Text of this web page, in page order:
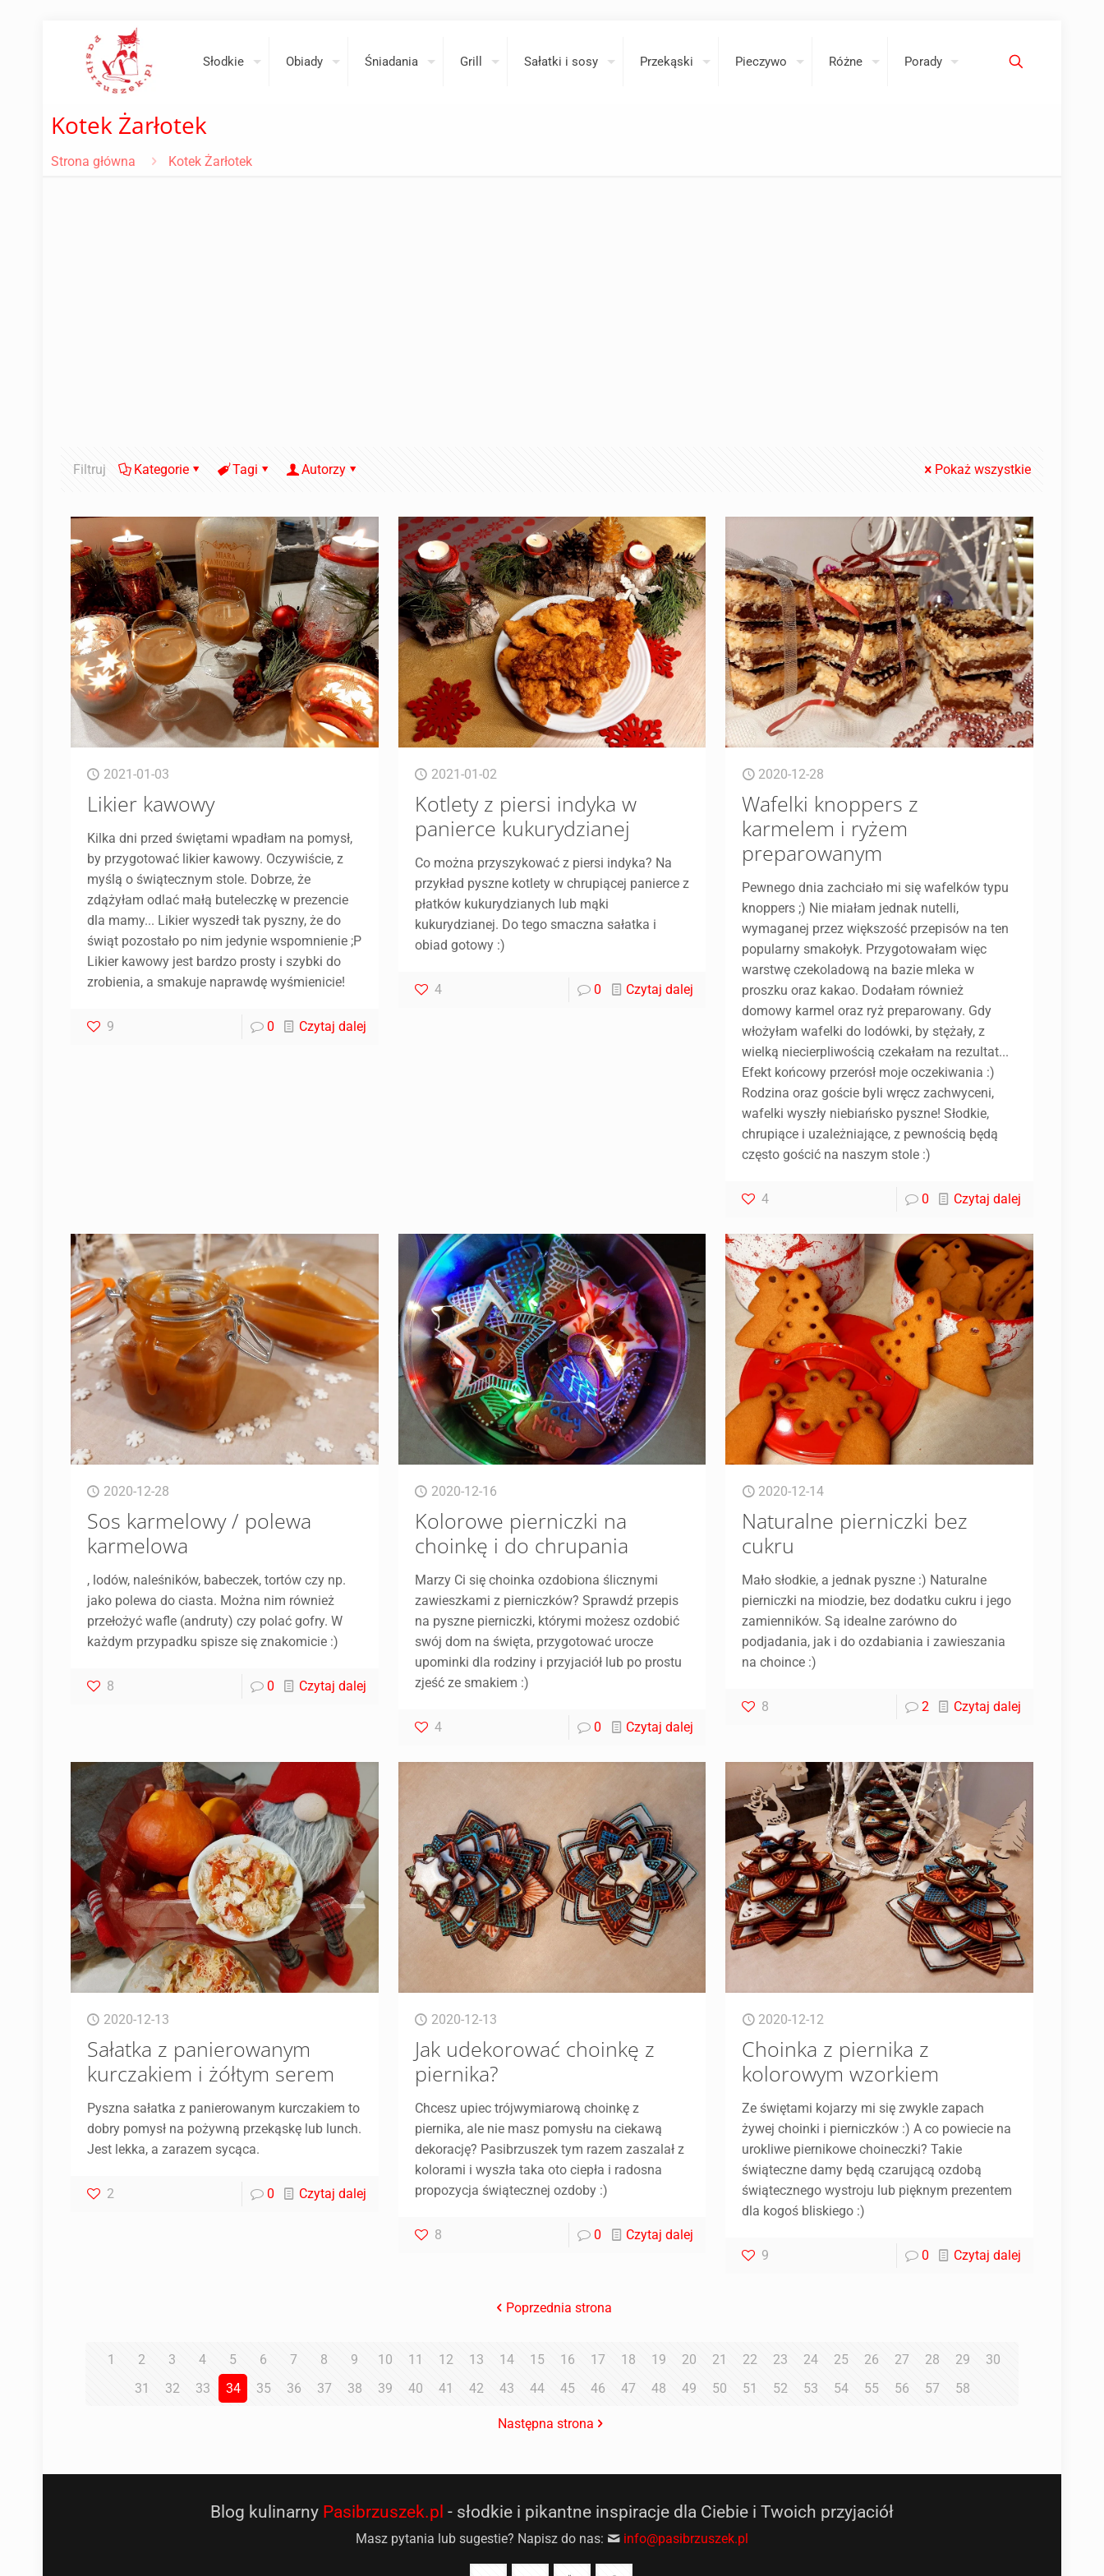
Słodkie Obiady Śniadania Grill Sałatki i sosy Przekąski Pieczywo Różne Porady
Kotek Żarłotek
Strona główna Kotek Żarłotek
Filtruj Kategorie Tagi Autorzy Pokaż wszystkie
2021-01-03
Likier kawowy
Kilka dni przed świętami wpadłam na pomysł,
by przygotować likier kawowy. Oczywiście, z
myślą o świątecznym stole. Dobrze, że
zdążyłam odlać małą buteleczkę w prezencie
dla mamy... Likier wyszedł tak pyszny, że do
świąt pozostało po nim jedynie wspomnienie ;P
Likier kawowy jest bardzo prosty i szybki do
zrobienia, a smakuje naprawdę wyśmienicie!
9 0 Czytaj dalej
2021-01-02
Kotlety z piersi indyka w
panierce kukurydzianej
Co można przyszykować z piersi indyka? Na
przykład pyszne kotlety w chrupiącej panierce z
płatków kukurydzianych lub mąki
kukurydzianej. Do tego smaczna sałatka i
obiad gotowy :)
4 0 Czytaj dalej
2020-12-28
Wafelki knoppers z
karmelem i ryżem
preparowanym
Pewnego dnia zachciało mi się wafelków typu
knoppers ;) Nie miałam jednak nutelli,
wymaganej przez większość przepisów na ten
popularny smakołyk. Przygotowałam więc
warstwę czekoladową na bazie mleka w
proszku oraz kakao. Dodałam również
domowy karmel oraz ryż preparowany. Gdy
włożyłam wafelki do lodówki, by stężały, z
wielką niecierpliwością czekałam na rezultat...
Efekt końcowy przerósł moje oczekiwania :)
Rodzina oraz goście byli wręcz zachwyceni,
wafelki wyszły niebiańsko pyszne! Słodkie,
chrupiące i uzależniające, z pewnością będą
często gościć na naszym stole :)
4 0 Czytaj dalej
2020-12-28
Sos karmelowy / polewa
karmelowa
, lodów, naleśników, babeczek, tortów czy np.
jako polewa do ciasta. Można nim również
przełożyć wafle (andruty) czy polać gofry. W
każdym przypadku spisze się znakomicie :)
8 0 Czytaj dalej
2020-12-16
Kolorowe pierniczki na
choinkę i do chrupania
Marzy Ci się choinka ozdobiona ślicznymi
zawieszkami z pierniczków? Sprawdź przepis
na pyszne pierniczki, którymi możesz ozdobić
swój dom na święta, przygotować urocze
upominki dla rodziny i przyjaciół lub po prostu
zjeść ze smakiem :)
4 0 Czytaj dalej
2020-12-14
Naturalne pierniczki bez
cukru
Mało słodkie, a jednak pyszne :) Naturalne
pierniczki na miodzie, bez dodatku cukru i jego
zamienników. Są idealne zarówno do
podjadania, jak i do ozdabiania i zawieszania
na choince :)
8 2 Czytaj dalej
2020-12-13
Sałatka z panierowanym
kurczakiem i żółtym serem
Pyszna sałatka z panierowanym kurczakiem to
dobry pomysł na pożywną przekąskę lub lunch.
Jest lekka, a zarazem sycąca.
2 0 Czytaj dalej
2020-12-13
Jak udekorować choinkę z
piernika?
Chcesz upiec trójwymiarową choinkę z
piernika, ale nie masz pomysłu na ciekawą
dekorację? Pasibrzuszek tym razem zaszalał z
kolorami i wyszła taka oto ciepła i radosna
propozycja świątecznej ozdoby :)
8 0 Czytaj dalej
2020-12-12
Choinka z piernika z
kolorowym wzorkiem
Ze świętami kojarzy mi się zwykle zapach
żywej choinki i pierniczków :) A co powiecie na
urokliwe piernikowe choineczki? Takie
świąteczne damy będą czarującą ozdobą
świątecznego wystroju lub pięknym prezentem
dla kogoś bliskiego :)
9 0 Czytaj dalej
Poprzednia strona
1 2 3 4 5 6 7 8 9 10 11 12 13 14 15 16 17 18 19 20 21 22 23 24 25 26 27 28 29
30
31
32 33 34 35 36 37 38 39 40 41 42 43 44 45 46 47 48 49 50 51 52 53 54 55 56 57 58
Następna strona
Blog kulinarny Pasibrzuszek.pl - słodkie i pikantne inspiracje dla Ciebie i Twoich przyjaciół
Masz pytania lub sugestie? Napisz do nas: info@pasibrzuszek.pl